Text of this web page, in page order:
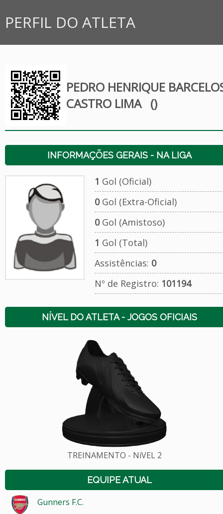
PERFIL DO ATLETA
PEDRO HENRIQUE
CASTRO LIMA ()
INFORMAÇÕES GERAIS - NA LIGA
1 Gol (Oficial)
0Gol (Extra-Oficial)
0Gol (Amistoso)
1 Gol (Total)
Assistências: 0
Nº de Registro: 101194
NÍVEL DO ATLETA - JOGOS OFICIAIS
TREINAMENTO - NíVEL 2
EQUIPE ATUAL
Gunners F.C.